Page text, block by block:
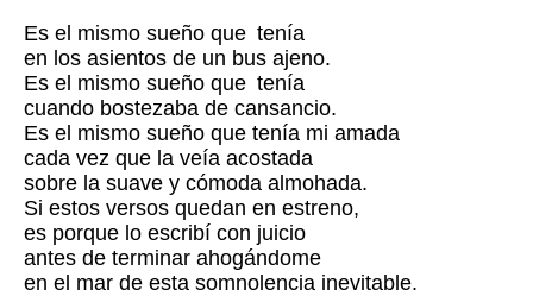
Es el mismo sueño que tenía
en los asientos de un bus ajeno.
Es el mismo sueño que tenía
cuando bostezaba de cansancio.
Es el mismo sueño que tenía mi amada
cada vez que la veía acostada
sobre la suave y cómoda almohada.
Si estos versos quedan en estreno,
es porque lo escribí con juicio
antes de terminar ahogándome
en el mar de esta somnolencia inevitable.